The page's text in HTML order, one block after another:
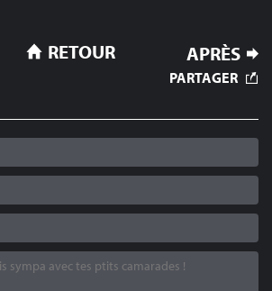
APRÈS
RETOUR
PARTAGER